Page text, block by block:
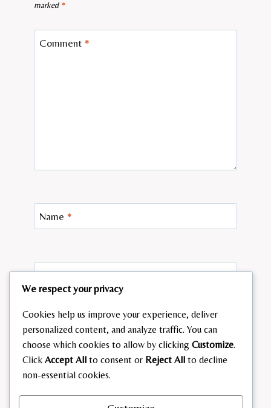
marked *
Comment *
Name *
Email*
Website
Save my name, email, and website in this browser
for the next time I comment.
We respect your privacy
Cookies help us improve your experience, deliver
personalized content, and analyze traffic. You can
choose which cookies to allow by clicking Customize.
Click Accept All to consent or Reject All to decline
non-essential cookies.